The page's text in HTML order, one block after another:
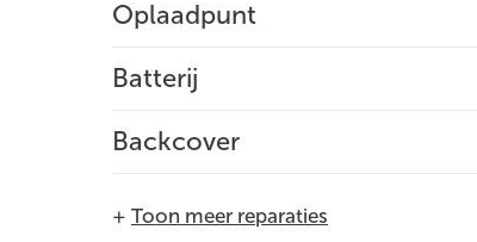
Oplaadpunt
Batterij
Backcover
+ Toon meer reparaties